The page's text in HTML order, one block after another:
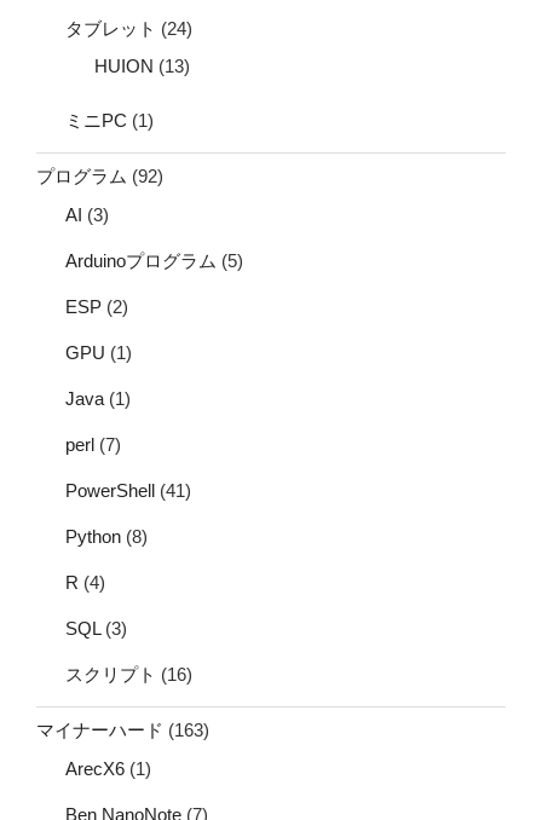
タブレット (24)
HUION (13)
ミニPC (1)
プログラム (92)
AI (3)
Arduinoプログラム (5)
ESP (2)
GPU (1)
Java (1)
perl (7)
PowerShell (41)
Python (8)
R (4)
SQL(3)
スクリプト (16)
マイナーハード (163)
ArecX6 (1)
Ben NanoNote (7)